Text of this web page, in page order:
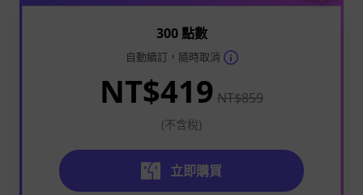
300 點數
自動續訂，隨時取消
NT$419 NT$859
(不含稅)
立即購買